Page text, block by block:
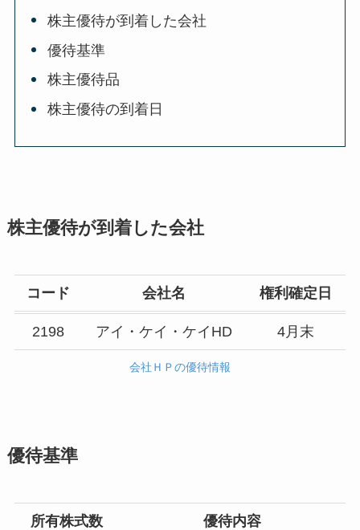
株主優待が到着した会社
優待基準
株主優待品
株主優待の到着日
株主優待が到着した会社
コード 会社名 権利確定日
2198 アイ・ケイ・ケイHD 4月末
会社ＨＰの優待情報
優待基準
所有株式数 優待内容